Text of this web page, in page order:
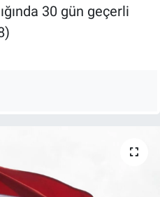
30 gün geçerli